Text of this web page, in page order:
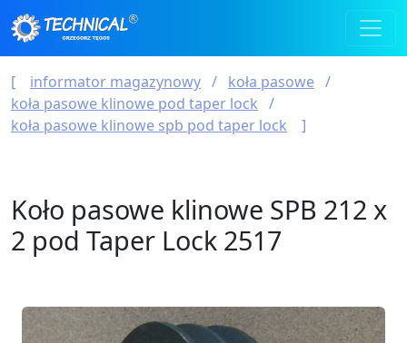
informator magazynowy
koła pasowe
koła pasowe klinowe pod taper lock
koła pasowe klinowe spb pod taper lock
Koło pasowe klinowe SPB 212 x
2 pod Taper Lock 2517